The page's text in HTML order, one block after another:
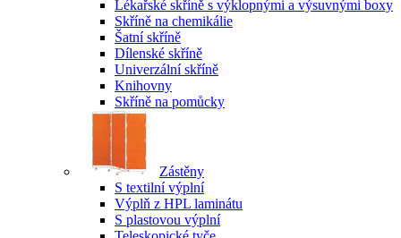
Lékařské skříně s výklopnými a výsuvnými boxy
Skříně na chemikálie
Šatní skříně
Dílenské skříně
Univerzální skříně
Knihovny
Skříně na pomůcky
Zástěny
S textilní výplní
Výplň z HPL laminátu
S plastovou výplní